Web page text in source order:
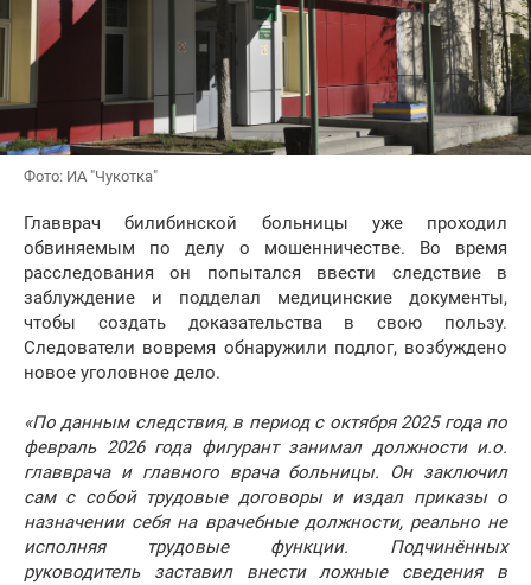
Фото: ИА "Чукотка"
Главврач билибинской больницы уже проходил
обвиняемым по делу о мошенничестве. Во время
расследования он попытался ввести следствие в
заблуждение и подделал медицинские документы,
чтобы создать доказательства в свою пользу.
Следователи вовремя обнаружили подлог, возбуждено
новое уголовное дело.
«По данным следствия, в период с октября 2025 года по
февраль 2026 года фигурант занимал должности и.о.
главврача и главного врача больницы. Он заключил
сам с собой трудовые договоры и издал приказы о
назначении себя на врачебные должности, реально не
исполняя трудовые функции. Подчинённых
руководитель заставил внести ложные сведения в